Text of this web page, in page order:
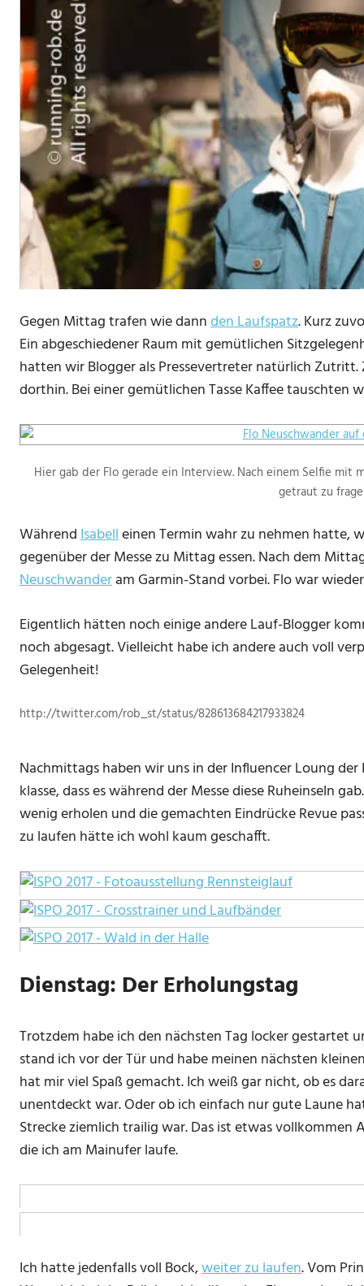
Gegen Mittag trafen wie dannden Laufspatz. Kurz
Ein abgeschiedener Raum mit gemütlichen
hatten wir Blogger als Pressevertreter natürlich
dorthin. Bei einer gemütlichen Tasse Kaffee tauschten
Hier gab der Flo gerade ein Interview. Nach einem Selfie mit
getraut zu
WährendIsabelleinen Termin wahr zu nehmen hatte,
gegenüber der Messe zu Mittag essen. Nach dem
Neuschwanderam Garmin-Stand vorbei. Flo war
Eigentlich hätten noch einige andere Lauf-Blogger
noch abgesagt. Vielleicht habe ich andere auch voll
Gelegenheit!
http://twitter.com/rob_st/status/828613684217933824
Nachmittags haben wir uns in der Influencer Loung
klasse, dass es während der Messe diese Ruheinseln
wenig erholen und die gemachten Eindrücke Revue
zu laufen hätte ich wohl kaum geschafft.
Dienstag: Der Erholungstag
Trotzdem habe ich den nächsten Tag locker gestartet
stand ich vor der Tür und habe meinen nächsten
hat mir viel Spaß gemacht. Ich weiß gar nicht, ob es
unentdeckt war. Oder ob ich einfach nur gute Laune
Strecke ziemlich trailig war. Das ist etwas vollkommen
die ich am Mainufer laufe.
Ich hatte jedenfalls voll Bock,weiter zu laufen. Vom